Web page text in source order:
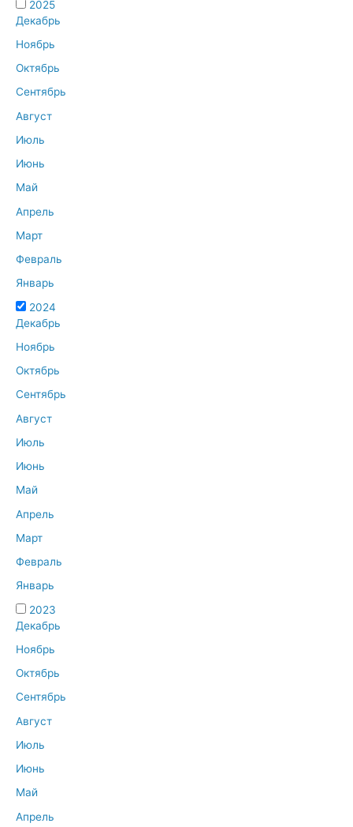
2025
Декабрь
Ноябрь
Октябрь
Сентябрь
Август
Июль
Июнь
Май
Апрель
Март
Февраль
Январь
2024
Декабрь
Ноябрь
Октябрь
Сентябрь
Август
Июль
Июнь
Май
Апрель
Март
Февраль
Январь
2023
Декабрь
Ноябрь
Октябрь
Сентябрь
Август
Июль
Июнь
Май
Апрель